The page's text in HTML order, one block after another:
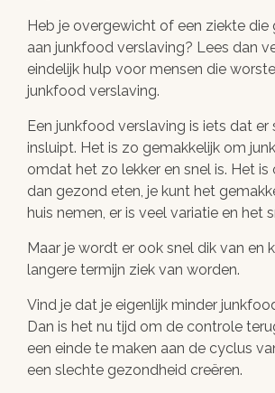
Heb je overgewicht of een ziekte die
aan junkfood verslaving? Lees dan
eindelijk hulp voor mensen die
junkfood verslaving.
Een junkfood verslaving is iets dat er
insluipt. Het is zo gemakkelijk om
omdat het zo lekker en snel is. Het
dan gezond eten, je kunt het
huis nemen, er is veel variatie en het
Maar je wordt er ook snel dik van en
langere termijn ziek van worden.
Vind je dat je eigenlijk minder
Dan is het nu tijd om de controle
een einde te maken aan de cyclus
een slechte gezondheid creëren.